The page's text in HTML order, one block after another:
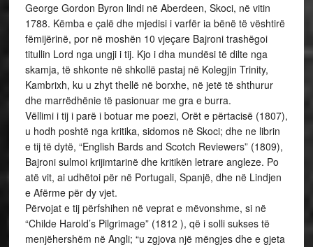
George Gordon Byron lindi në Aberdeen, Skoci, në vitin
1788. Këmba e çalë dhe mjedisi i varfër ia bënë të vështirë
fëmijërinë, por në moshën 10 vjeçare Bajroni trashëgoi
titullin Lord nga ungji i tij. Kjo i dha mundësi të dilte nga
skamja, të shkonte në shkollë pastaj në Kolegjin Trinity,
Kambrixh, ku u zhyt thellë në borxhe, në jetë të shthurur
dhe marrëdhënie të pasionuar me gra e burra.
Vëllimi i tij i parë i botuar me poezi, Orët e përtacisë (1807),
u hodh poshtë nga kritika, sidomos në Skoci; dhe ne librin
e tij të dytë, “English Bards and Scotch Reviewers” (1809),
Bajroni sulmoi krijimtarinë dhe kritikën letrare angleze. Po
atë vit, ai udhëtoi për në Portugali, Spanjë, dhe në Lindjen
e Afërme për dy vjet.
Përvojat e tij përfshihen në veprat e mëvonshme, si në
“Childe Harold’s Pilgrimage” (1812 ), që i solli sukses të
menjëhershëm në Angli; “u zgjova një mëngjes dhe e gjeta